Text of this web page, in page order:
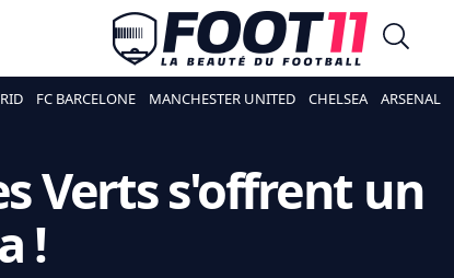
FC BARCELONE MANCHESTER UNITED CHELSEA ARSENAL
Verts s'offrent un
!